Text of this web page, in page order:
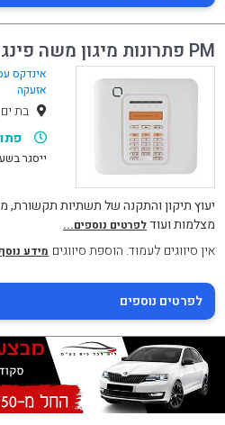
PM פתרונות מיגון משה פינגלה
אינדקס
אזעקה
בת
ייסגר בשעה
יעוץ תיקון והתקנה של תשתיות תקשורת,
מצלמות ועוד לפרטים נוספים...
אין סיווגים לעמוד. הוספת סיווגים מידע
לפרטים נוספים